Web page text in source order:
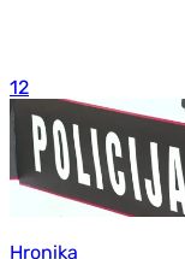
12
Hronika